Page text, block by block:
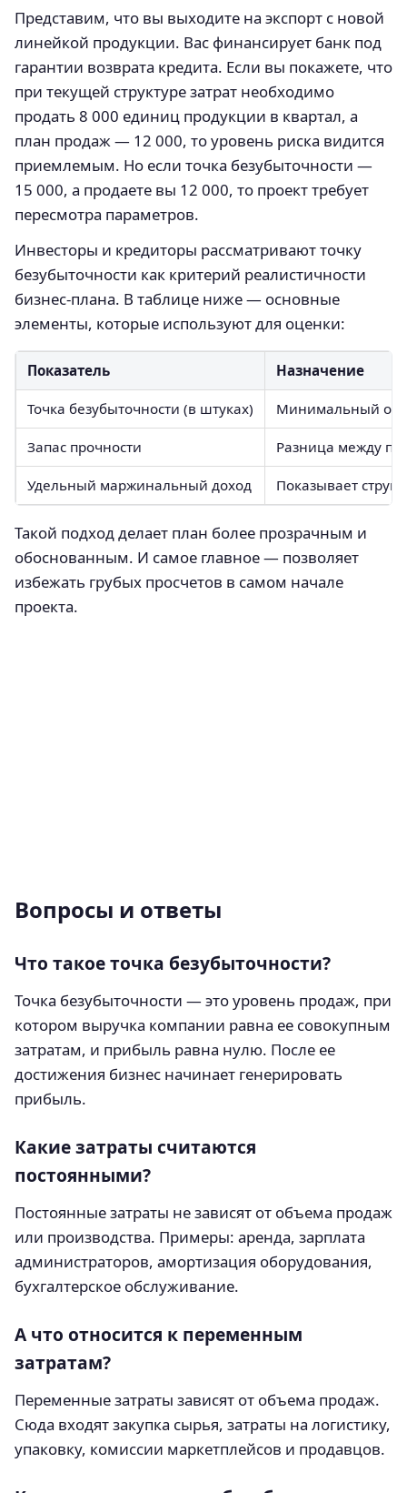
Представим, что вы выходите на экспорт с новой
линейкой продукции. Вас финансирует банк под
гарантии возврата кредита. Если вы покажете, что
при текущей структуре затрат необходимо
продать 8 000 единиц продукции в квартал, а
план продаж — 12 000, то уровень риска видится
приемлемым. Но если точка безубыточности —
15 000, а продаете вы 12 000, то проект требует
пересмотра параметров.
Инвесторы и кредиторы рассматривают точку
безубыточности как критерий реалистичности
бизнес-плана. В таблице ниже — основные
элементы, которые используют для оценки:
Показатель Назначение
Точка безубыточности (в штуках) Минимальный
Запас прочности Разница между
Удельный маржинальный доход Показывает
Такой подход делает план более прозрачным и
обоснованным. И самое главное — позволяет
избежать грубых просчетов в самом начале
проекта.
Вопросы и ответы
Что такое точка безубыточности?
Точка безубыточности — это уровень продаж, при
котором выручка компании равна ее совокупным
затратам, и прибыль равна нулю. После ее
достижения бизнес начинает генерировать
прибыль.
Какие затраты считаются
постоянными?
Постоянные затраты не зависят от объема продаж
или производства. Примеры: аренда, зарплата
администраторов, амортизация оборудования,
бухгалтерское обслуживание.
А что относится к переменным
затратам?
Переменные затраты зависят от объема продаж.
Сюда входят закупка сырья, затраты на логистику,
упаковку, комиссии маркетплейсов и продавцов.